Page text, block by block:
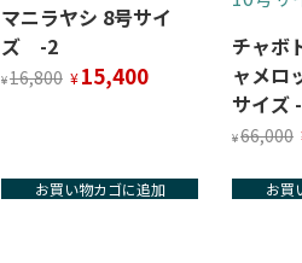
マニラヤシ 8号サイ
ズ -2
¥16,800 元
¥16,800
¥15,400現
は
お買い物カゴに追加
チャボ
ャメロ
サイズ
¥66,000
お買